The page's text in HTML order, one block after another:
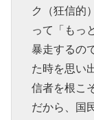
ク（狂信的
って「もっ
暴走するの
た時を思い
信者を根こ
だから、国